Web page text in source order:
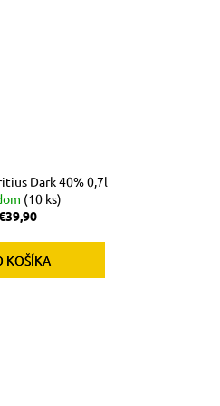
Dark 40% 0,7l
(10 ks)
KOŠÍKA